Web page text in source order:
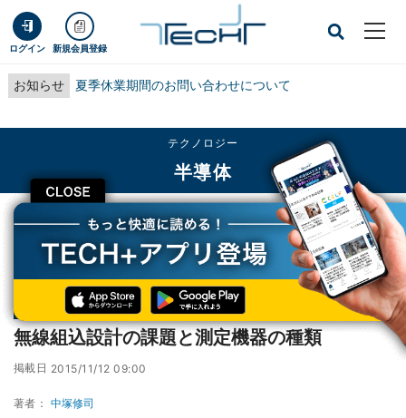
ログイン 新規会員登録
お知らせ 夏季休業期間のお問い合わせについて
CLOSE
テクノロジー
半導体
TECH+ テクノロジー 半導体 無線組込設計の課題と測定機器の種類
連載
はじめての無線組み込み機器設計
無線組込設計の課題と測定機器の種類
掲載日 2015/11/12 09:00
著者： 中塚修司